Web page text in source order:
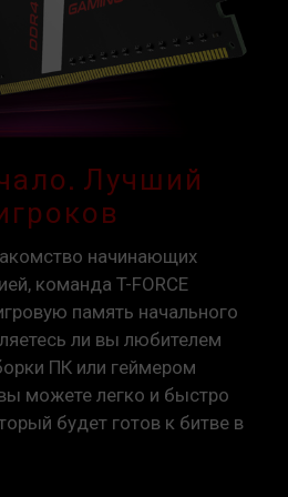
включены
Некоторые
могут не достигать
поскольку окончательная
от настроек
включение настроек XMP
стандарта JEDEC и
стабильность системы.
к нестабильности
к настройкам BIOS по
модуля памяти является
частотой. Однако
ее достичь.
материнская плата и
соответствующие
(XMP 2.0); в противном
Лучший
начинающих
команда T-FORCE
память начального
ли вы любителем
ПК или геймером
можете легко и быстро
будет готов к битве в